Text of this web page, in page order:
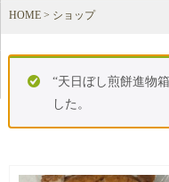
HOME > ショップ
“天日ぼし煎餅進物
した。